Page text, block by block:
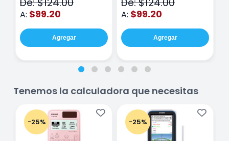
De: $124.00
A: $99.20
Agregar
De: $124.00
A: $99.20
Agregar
Tenemos la calculadora que necesitas
-25% -25%